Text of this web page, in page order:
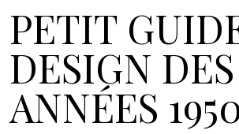
PETIT
DESIGN DES
ANNÉES